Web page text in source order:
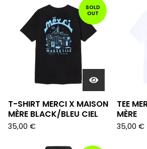
SOLD
OUT
T-SHIRT MERCI X MAISON
MÈRE BLACK/BLEU CIEL
35,00 €
TEE
MÈRE
35,00 €